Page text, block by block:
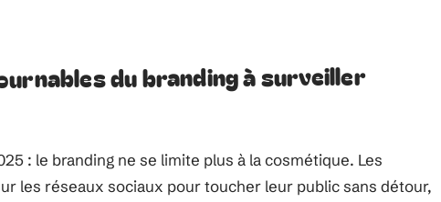
du branding à surveiller
: le branding ne se limite plus à la cosmétique. Les
les réseaux sociaux pour toucher leur public sans détour,